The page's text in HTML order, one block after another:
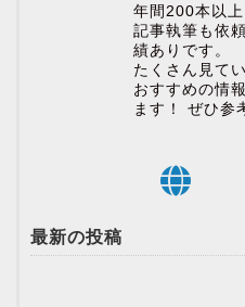
年間200本以上
記事執筆も依
績ありです。
たくさん見て
おすすめの情
ます！ ぜひ参
最新の投稿